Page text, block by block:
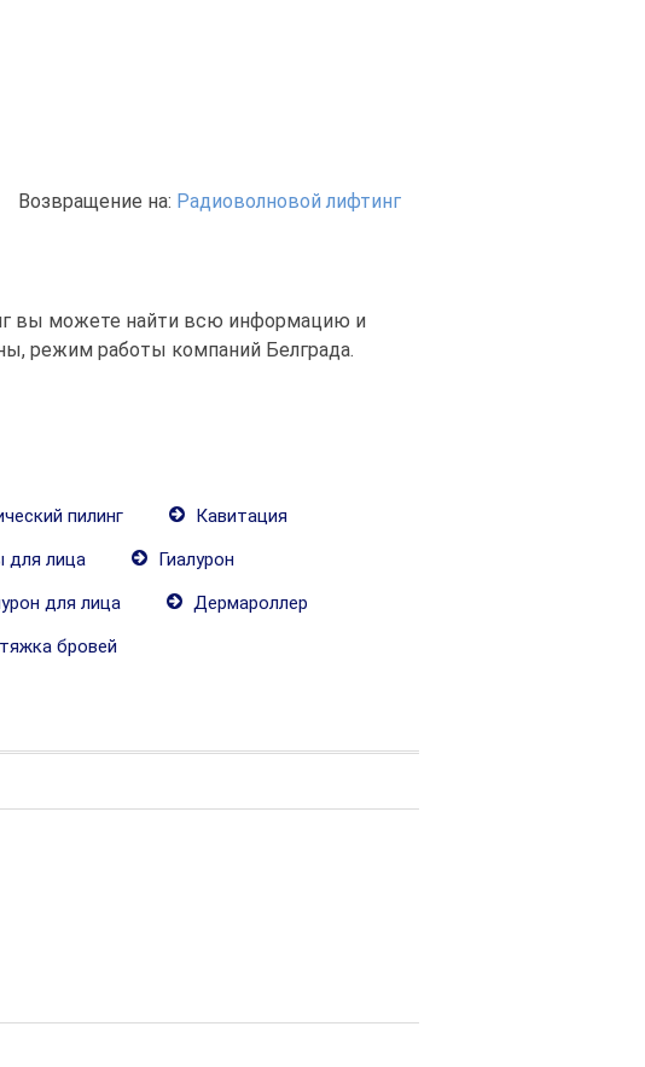
Возвращение на: Радиоволновой лифтинг
вы можете найти всю информацию и
режим работы компаний Белграда.
пилинг
Кавитация
для лица
Гиалурон
для лица
Дермароллер
бровей